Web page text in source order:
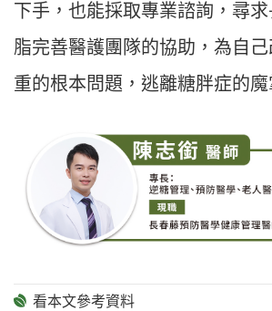
下手，也能採取專業諮詢，尋
脂完善醫護團隊的協助，為自
重的根本問題，逃離糖胖症的魔